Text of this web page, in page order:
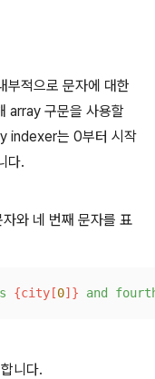
적으로 문자에 대한
array 구문을 사용할
indexer는 0부터 시작
다.
와 네 번째 문자를 표
{city[0]} and
니다.